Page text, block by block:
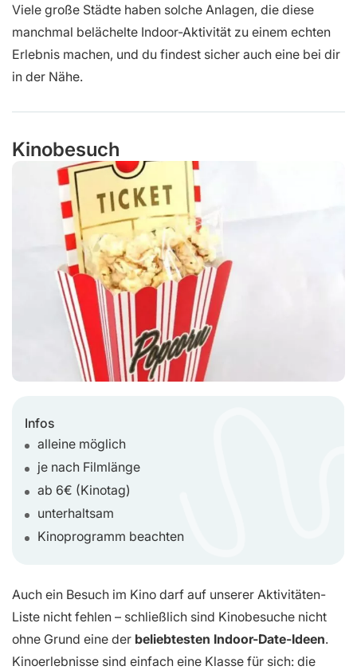
Viele große Städte haben solche Anlagen, die diese
manchmal belächelte Indoor-Aktivität zu einem echten
Erlebnis machen, und du findest sicher auch eine bei dir
in der Nähe.
Kinobesuch
Infos
alleine möglich
je nach Filmlänge
ab 6€ (Kinotag)
unterhaltsam
Kinoprogramm beachten
Auch ein Besuch im Kino darf auf unserer Aktivitäten-
Liste nicht fehlen – schließlich sind Kinobesuche nicht
ohne Grund eine der beliebtesten Indoor-Date-Ideen.
Kinoerlebnisse sind einfach eine Klasse für sich: die